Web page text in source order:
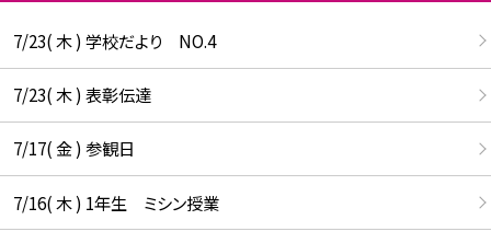
7/23( 木 ) 学校だより NO.4
7/23( 木 ) 表彰伝達
7/17( 金 ) 参観日
7/16( 木 ) 1年生 ミシン授業